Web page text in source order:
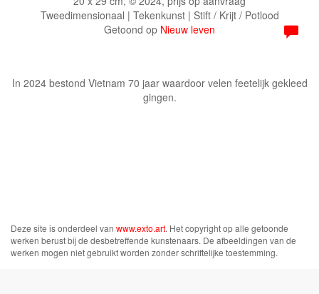
Tweedimensionaal | Tekenkunst | Stift / Krijt / Potlood
Getoond op Nieuw leven
In 2024 bestond Vietnam 70 jaar waardoor velen feetelijk gekleed
gingen.
Deze site is onderdeel van www.exto.art. Het copyright op alle getoonde
werken berust bij de desbetreffende kunstenaars. De afbeeldingen van de
werken mogen niet gebruikt worden zonder schriftelijke toestemming.